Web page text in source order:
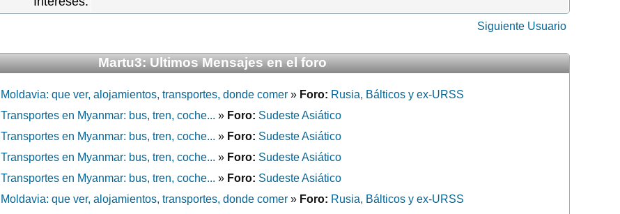
Siguiente Usuario
Martu3: Ultimos Mensajes en el foro
Moldavia: que ver, alojamientos, transportes, donde comer » Foro: Rusia, Bálticos y ex-URSS
Transportes en Myanmar: bus, tren, coche... » Foro: Sudeste Asiático
Transportes en Myanmar: bus, tren, coche... » Foro: Sudeste Asiático
Transportes en Myanmar: bus, tren, coche... » Foro: Sudeste Asiático
Transportes en Myanmar: bus, tren, coche... » Foro: Sudeste Asiático
Moldavia: que ver, alojamientos, transportes, donde comer » Foro: Rusia, Bálticos y ex-URSS